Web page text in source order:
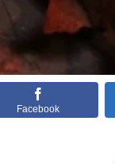
Facebook